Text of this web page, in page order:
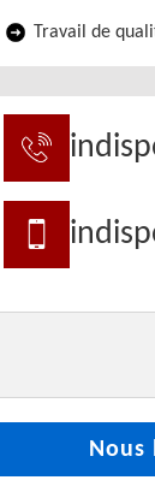
Travail de
Nous